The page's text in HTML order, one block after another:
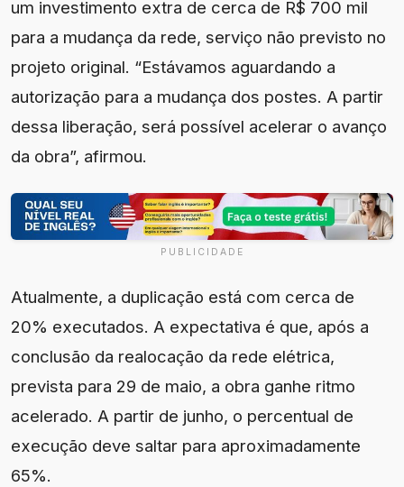
um investimento extra de cerca de R$ 700 mil
para a mudança da rede, serviço não previsto no
projeto original. “Estávamos aguardando a
autorização para a mudança dos postes. A partir
dessa liberação, será possível acelerar o avanço
da obra”, afirmou.
PUBLICIDADE
Atualmente, a duplicação está com cerca de
20% executados. A expectativa é que, após a
conclusão da realocação da rede elétrica,
prevista para 29 de maio, a obra ganhe ritmo
acelerado. A partir de junho, o percentual de
execução deve saltar para aproximadamente
65%.